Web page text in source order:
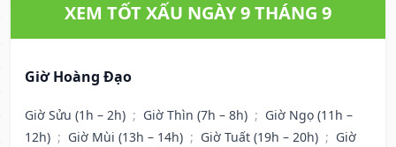
XEM TỐT XẤU NGÀY 9 THÁNG 9
Giờ Hoàng Đạo
Giờ Sửu (1h – 2h) ; Giờ Thìn (7h – 8h) ; Giờ Ngọ (11h –
12h) ; Giờ Mùi (13h – 14h) ; Giờ Tuất (19h – 20h) ; Giờ